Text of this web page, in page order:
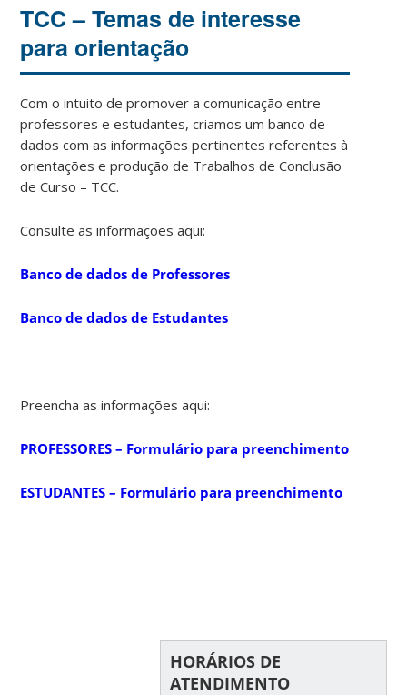
TCC – Temas de interesse
para orientação
Com o intuito de promover a comunicação entre
professores e estudantes, criamos um banco de
dados com as informações pertinentes referentes à
orientações e produção de Trabalhos de Conclusão
de Curso – TCC.
Consulte as informações aqui:
Banco de dados de Professores
Banco de dados de Estudantes
Preencha as informações aqui:
PROFESSORES – Formulário para preenchimento
ESTUDANTES – Formulário para preenchimento
HORÁRIOS DE
ATENDIMENTO